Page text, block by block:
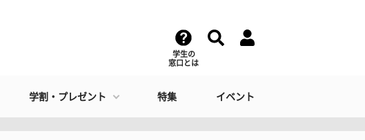
学生の
窓口とは
学割・プレゼント 特集 イベント